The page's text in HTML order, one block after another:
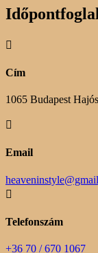

Cím
1065 Budapest

Email

Telefonszám
+36 70 / 670 1067